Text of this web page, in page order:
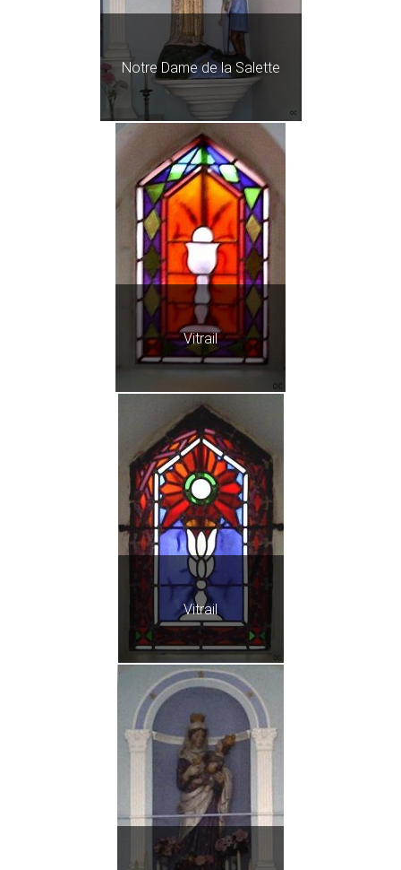
Notre Dame de la Salette
Vitrail
Vitrail